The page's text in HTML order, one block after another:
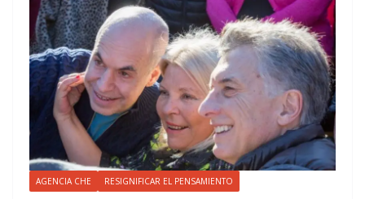
AGENCIA CHE RESIGNIFICAR EL PENSAMIENTO